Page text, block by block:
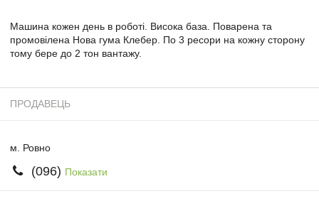
Машина кожен день в роботі. Висока база. Поварена та
промовілена Нова гума Клебер. По 3 ресори на кожну сторону
тому бере до 2 тон вантажу.
ПРОДАВЕЦЬ
м. Ровно
(096) Показати